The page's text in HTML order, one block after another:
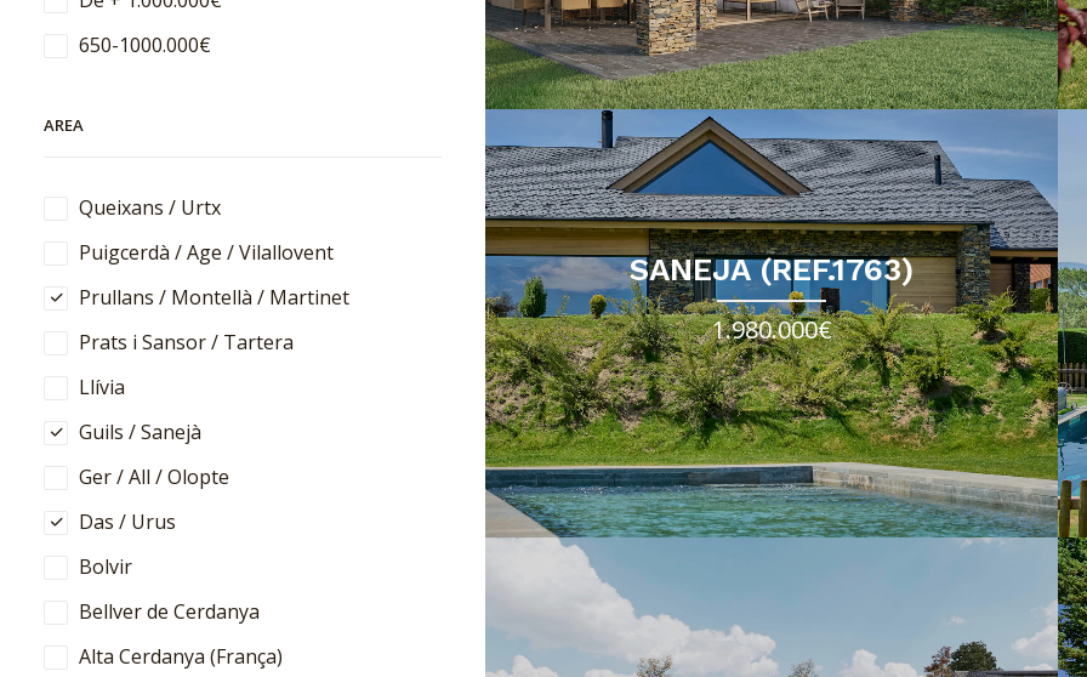
650-1000.000€
AREA
Queixans / Urtx
Puigcerdà / Age / Vilallovent
Prullans / Montellà / Martinet
Prats i Sansor / Tartera
Llívia
Guils / Sanejà
Ger / All / Olopte
Das / Urus
Bolvir
Bellver de Cerdanya
Alta Cerdanya (França)
SANEJA (REF.1763)
1.980.000€